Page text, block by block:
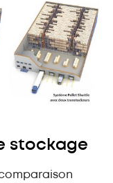
stockage